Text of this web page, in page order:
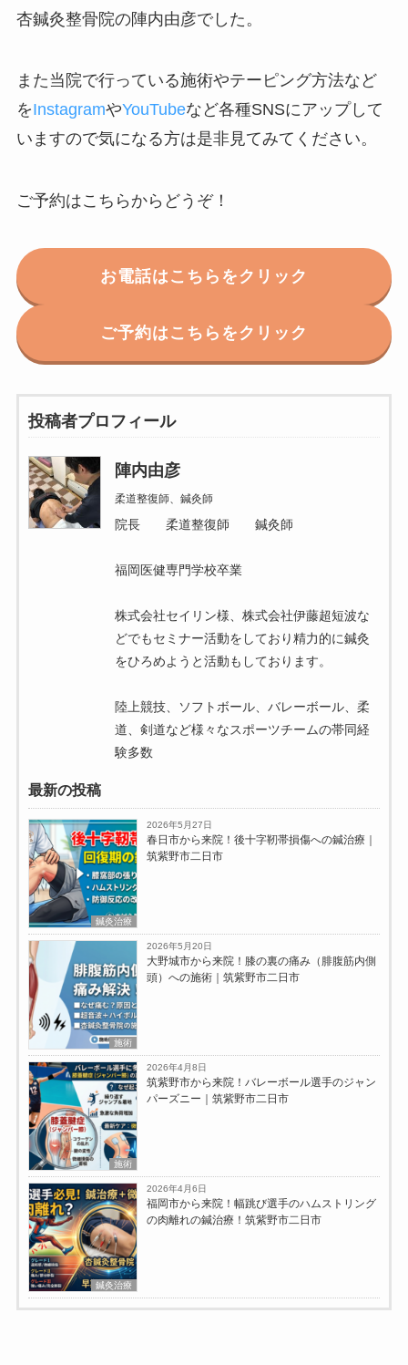
杏鍼灸整骨院の陣内由彦でした。
また当院で行っている施術やテーピング方法など
をInstagramやYouTubeなど各種SNSにアップして
いますので気になる方は是非見てみてください。
ご予約はこちらからどうぞ！
お電話はこちらをクリック
ご予約はこちらをクリック
投稿者プロフィール
陣内由彦
柔道整復師、鍼灸師
院長 柔道整復師 鍼灸師
福岡医健専門学校卒業
株式会社セイリン様、株式会社伊藤超短波な
どでもセミナー活動をしており精力的に鍼灸
をひろめようと活動もしております。
陸上競技、ソフトボール、バレーボール、柔
道、剣道など様々なスポーツチームの帯同経
験多数
最新の投稿
鍼灸治療
2026年5月27日
春日市から来院！後十字靭帯損傷への鍼治療｜
筑紫野市二日市
施術
2026年5月20日
大野城市から来院！膝の裏の痛み（腓腹筋内側
頭）への施術｜筑紫野市二日市
施術
2026年4月8日
筑紫野市から来院！バレーボール選手のジャン
パーズニー｜筑紫野市二日市
鍼灸治療
2026年4月6日
福岡市から来院！幅跳び選手のハムストリング
の肉離れの鍼治療！筑紫野市二日市